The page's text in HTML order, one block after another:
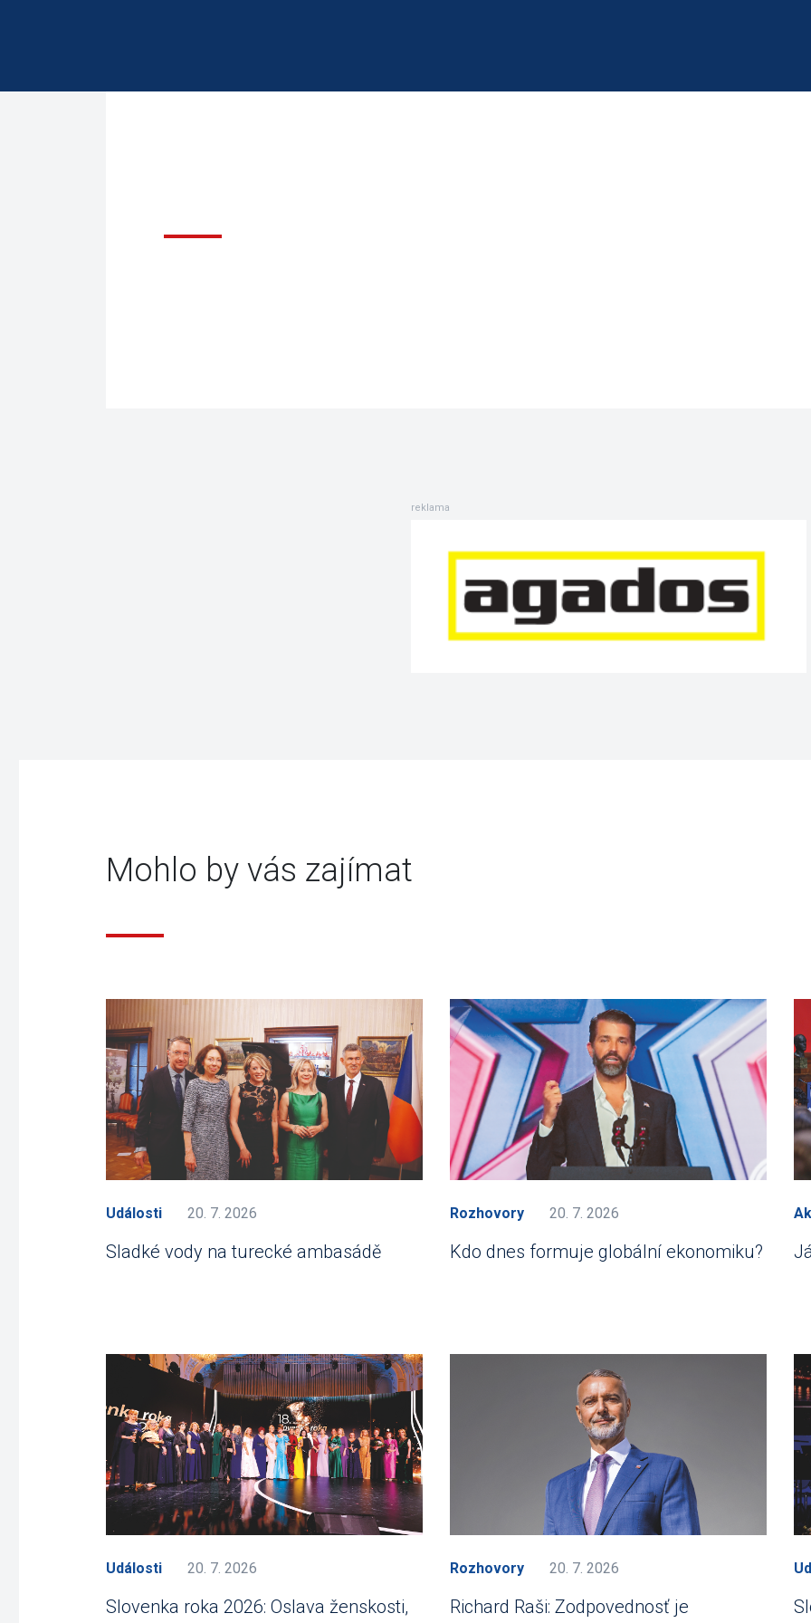
reklama
Mohlo by vás zajímat
Události 20. 7. 2026
Sladké vody na turecké ambasádě
Rozhovory 20. 7. 2026
Kdo dnes formuje globální ekonomiku?
Události 20. 7. 2026
Slovenka roka 2026: Oslava ženskosti,
Rozhovory 20. 7. 2026
Richard Raši: Zodpovednosť je